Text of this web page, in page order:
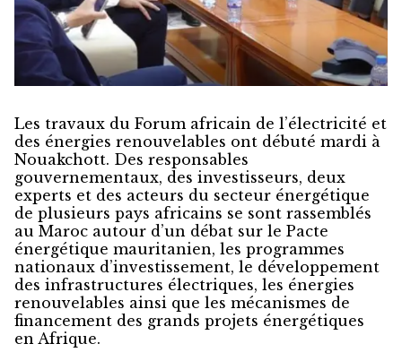
Les travaux du Forum africain de l’électricité et
des énergies renouvelables ont débuté mardi à
Nouakchott. Des responsables
gouvernementaux, des investisseurs, deux
experts et des acteurs du secteur énergétique
de plusieurs pays africains se sont rassemblés
au Maroc autour d’un débat sur le Pacte
énergétique mauritanien, les programmes
nationaux d’investissement, le développement
des infrastructures électriques, les énergies
renouvelables ainsi que les mécanismes de
financement des grands projets énergétiques
en Afrique.